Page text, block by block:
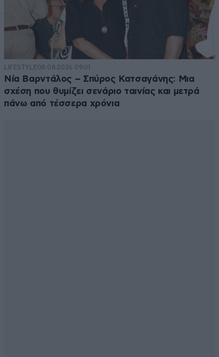
LIFESTYLE08·08·2026 09:01
Νία Βαρντάλος – Σπύρος Κατσαγάνης: Μια
σχέση που θυμίζει σενάριο ταινίας και μετρά
πάνω από τέσσερα χρόνια